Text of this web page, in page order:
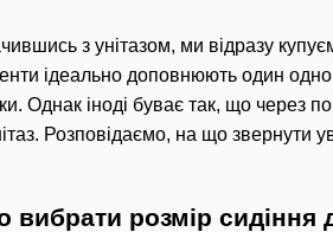
з унітазом, ми відразу
ідеально доповнюють один
Однак іноді буває так, що через
Розповідаємо, на що звернути
розмір сидіння